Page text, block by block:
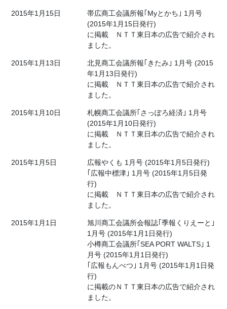
2015年1月15日
帯広商工会議所報｢Myとかち｣ 1月号
(2015年1月15日発行)
に掲載 ＮＴＴ東日本の広告で紹介され
ました。
2015年1月13日
北見商工会議所報｢きたみ｣ 1月号 (2015
年1月13日発行)
に掲載 ＮＴＴ東日本の広告で紹介され
ました。
2015年1月10日
札幌商工会議所｢さっぽろ経済｣ 1月号
(2015年1月10日発行)
に掲載 ＮＴＴ東日本の広告で紹介され
ました。
2015年1月5日
広報やくも 1月号 (2015年1月5日発行)
｢広報中標津｣ 1月号 (2015年1月5日発
行)
に掲載 ＮＴＴ東日本の広告で紹介され
ました。
2015年1月1日
旭川商工会議所会報誌｢季報くりえーと｣
1月号 (2015年1月1日発行)
小樽商工会議所｢SEA PORT WALTS｣ 1
月号 (2015年1月1日発行)
｢広報もんべつ｣ 1月号 (2015年1月1日発
行)
に掲載のＮＴＴ東日本の広告で紹介され
ました。